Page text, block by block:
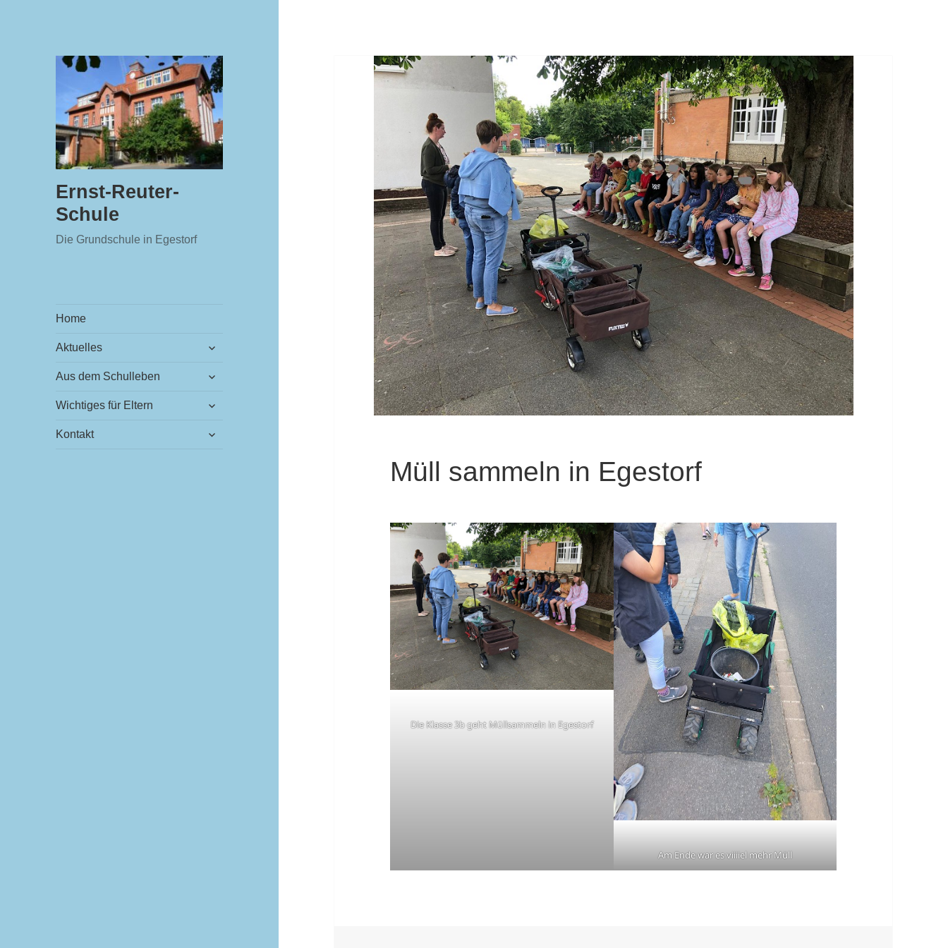
Ernst-Reuter-
Schule
Die Grundschule in Egestorf
Home
Aktuelles
öffnen
Aus dem Schulleben
öffnen
Wichtiges für Eltern
öffnen
Kontakt
öffnen
Müll sammeln in Egestorf
Die Klasse 3b geht Müllsammeln in Egestorf
Am Ende war es viiiiel mehr Müll